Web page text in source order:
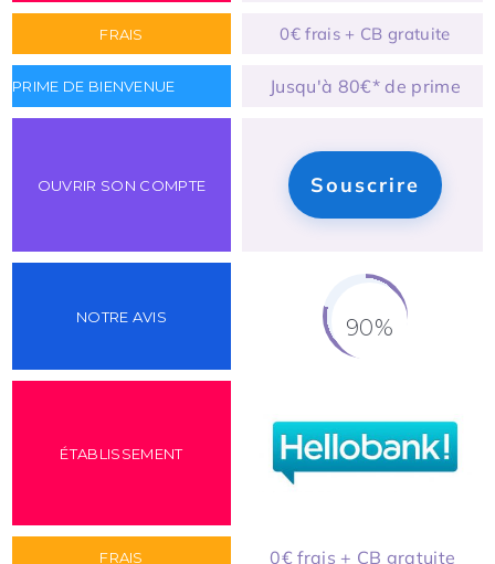
0€ frais + CB gratuite
Jusqu'à 80€* de prime
Souscrire
90%
0€ frais + CB gratuite